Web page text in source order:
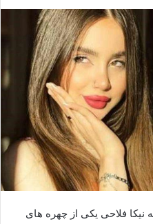
نیکا فلاحی یکی از چهره های